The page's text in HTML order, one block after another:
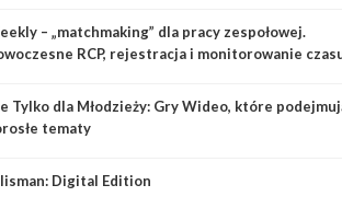
– „matchmaking” dla pracy zespołowej.
RCP, rejestracja i monitorowanie
Tylko dla Młodzieży: Gry Wideo, które
tematy
Digital Edition